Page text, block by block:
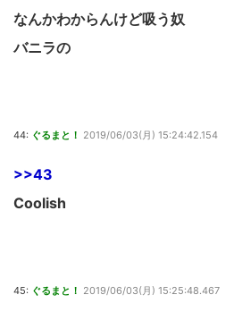
なんかわからんけど吸う奴
バニラの
44: ぐるまと！ 2019/06/03(月) 15:24:42.154
>>43
Coolish
45: ぐるまと！ 2019/06/03(月) 15:25:48.467